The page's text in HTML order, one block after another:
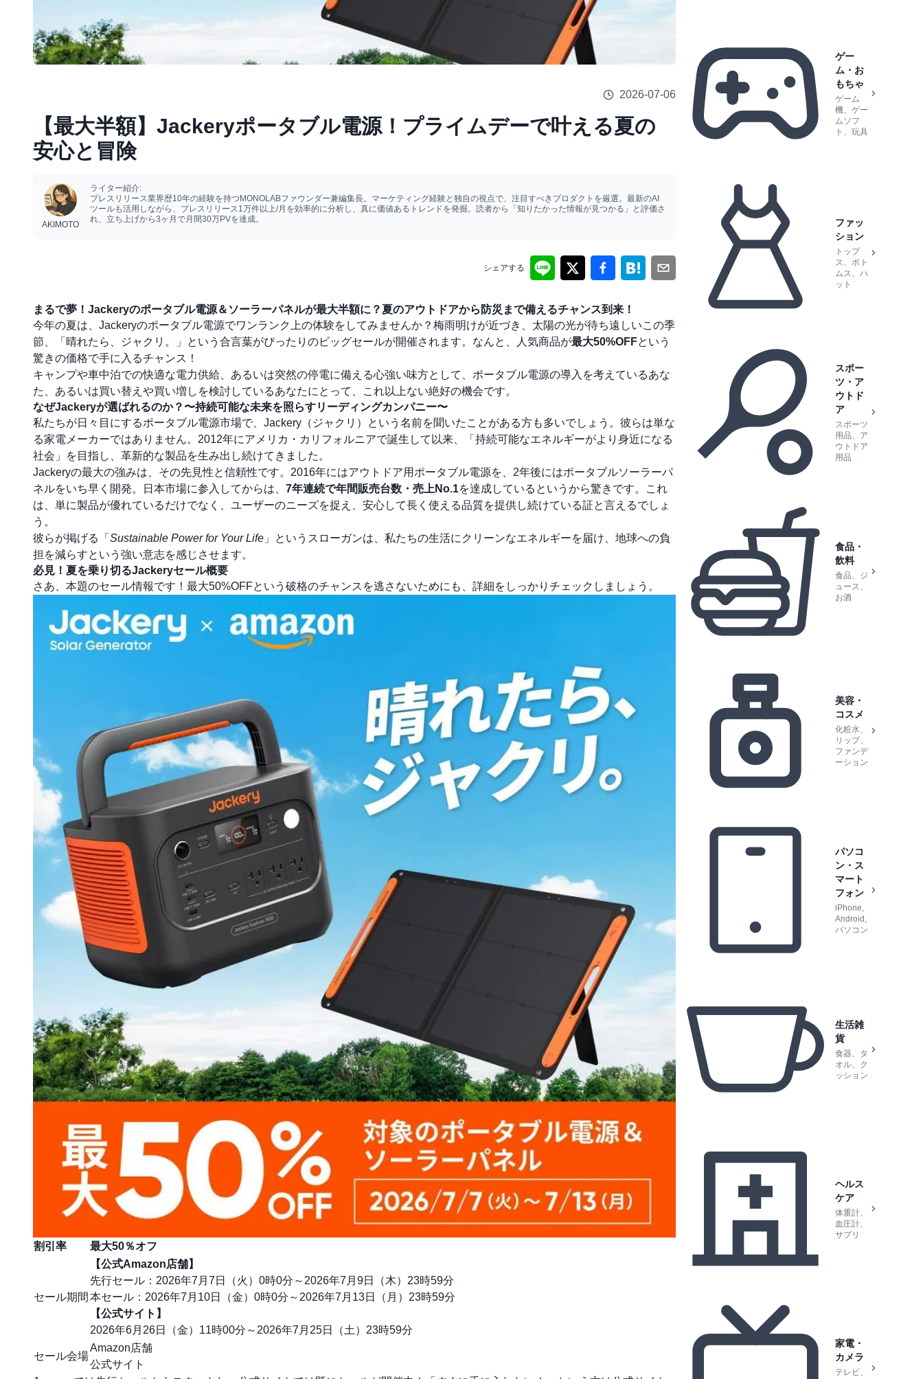
2026-07-06
【最大半額】Jackeryポータブル電源！プライムデーで叶える夏の
安心と冒険
AKIMOTO
ライター紹介:
プレスリリース業界歴10年の経験を持つMONOLABファウンダー兼編集長。マーケティング経験と独自の視点で、注目すべきプロダクトを厳選。最新のAI
ツールも活用しながら、プレスリリース1万件以上/月を効率的に分析し、真に価値あるトレンドを発掘。読者から「知りたかった情報が見つかる」と評価さ
れ、立ち上げから3ヶ月で月間30万PVを達成。
シェアする
まるで夢！Jackeryのポータブル電源＆ソーラーパネルが最大半額に？夏のアウトドアから防災まで備えるチャンス到来！
今年の夏は、Jackeryのポータブル電源でワンランク上の体験をしてみませんか？梅雨明けが近づき、太陽の光が待ち遠しいこの季
節、「晴れたら、ジャクリ。」という合言葉がぴったりのビッグセールが開催されます。なんと、人気商品が最大50%OFFという
驚きの価格で手に入るチャンス！
キャンプや車中泊での快適な電力供給、あるいは突然の停電に備える心強い味方として、ポータブル電源の導入を考えているあな
た、あるいは買い替えや買い増しを検討しているあなたにとって、これ以上ない絶好の機会です。
なぜJackeryが選ばれるのか？〜持続可能な未来を照らすリーディングカンパニー〜
私たちが日々目にするポータブル電源市場で、Jackery（ジャクリ）という名前を聞いたことがある方も多いでしょう。彼らは単な
る家電メーカーではありません。2012年にアメリカ・カリフォルニアで誕生して以来、「持続可能なエネルギーがより身近になる
社会」を目指し、革新的な製品を生み出し続けてきました。
Jackeryの最大の強みは、その先見性と信頼性です。2016年にはアウトドア用ポータブル電源を、2年後にはポータブルソーラーパ
ネルをいち早く開発。日本市場に参入してからは、 7年連続で年間販売台数・売上No.1を達成しているというから驚きです。これ
は、単に製品が優れているだけでなく、ユーザーのニーズを捉え、安心して長く使える品質を提供し続けている証と言えるでしょ
う。
彼らが掲げる「 Sustainable Power for Your Life 」というスローガンは、私たちの生活にクリーンなエネルギーを届け、地球への負
担を減らすという強い意志を感じさせます。
必見！夏を乗り切るJackeryセール概要
さあ、本題のセール情報です！最大50%OFFという破格のチャンスを逃さないためにも、詳細をしっかりチェックしましょう。
割引率 最大50％オフ
セール期間
【公式Amazon店舗】
先行セール：2026年7月7日（火）0時0分～2026年7月9日（木）23時59分
本セール：2026年7月10日（金）0時0分～2026年7月13日（月）23時59分
【公式サイト】
2026年6月26日（金）11時00分～2026年7月25日（土）23時59分
セール会場
Amazon店舗
公式サイト
ゲー
ム・お
もちゃ
ゲーム
機、ゲー
ムソフ
ト、玩具
ファッ
ション
トップ
ス、ボト
ムス、ハ
ット
スポー
ツ・ア
ウトド
ア
スポーツ
用品、ア
ウトドア
用品
食品・
飲料
食品、ジ
ュース、
お酒
美容・
コスメ
化粧水、
リップ、
ファンデ
ーション
パソコ
ン・ス
マート
フォン
iPhone,
Android,
パソコン
生活雑
貨
食器、タ
オル、ク
ッション
ヘルス
ケア
体重計、
血圧計、
サプリ
家電・
カメラ
テレビ、